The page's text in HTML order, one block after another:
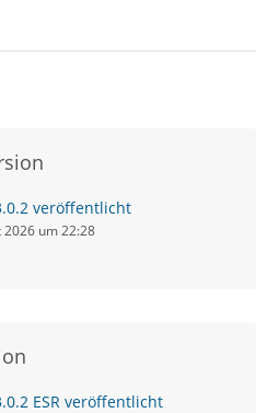
veröffentlicht
2026 um 22:28
ESR veröffentlicht